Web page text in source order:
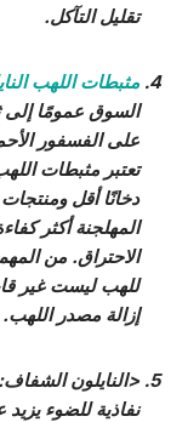
تقليل التآكل.
مثبطات اللهب
السوق عمومًا إلى
على الفسفور
تعتبر مثبطات
دخانًا أقل
المهلجنة أكثر
الاحتراق. من
للهب ليست غير
إزالة مصدر اللهب.
<النايلون